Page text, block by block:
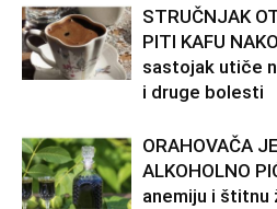
STRUČNJAK
PITI KAFU
sastojak utiče
i druge bolesti
ORAHOVAČA
ALKOHOLNO
anemiju i štitnu